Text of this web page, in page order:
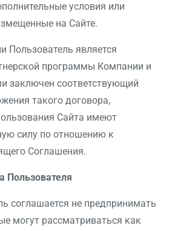
условия или
на Сайте.
Пользователь является
программы Компании и
заключен соответствующий
такого договора,
Сайта имеют
силу по отношению к
Соглашения.
Пользователя
соглашается не предпринимать
могут рассматриваться как